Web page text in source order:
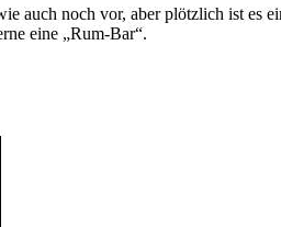
auch noch vor, aber plötzlich ist es
eine „Rum-Bar“.